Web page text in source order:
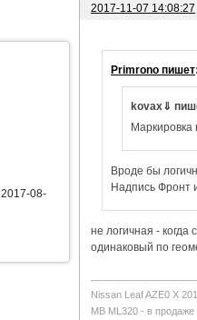
2017-11-07 14:08:27
2017-08-
Primrono пишет:
kovax⇓
Маркировка
Вроде бы
Надпись Фронт
не логичная -
одинаковый по
Nissan Leaf AZE0 X
MB ML320 - в продаже